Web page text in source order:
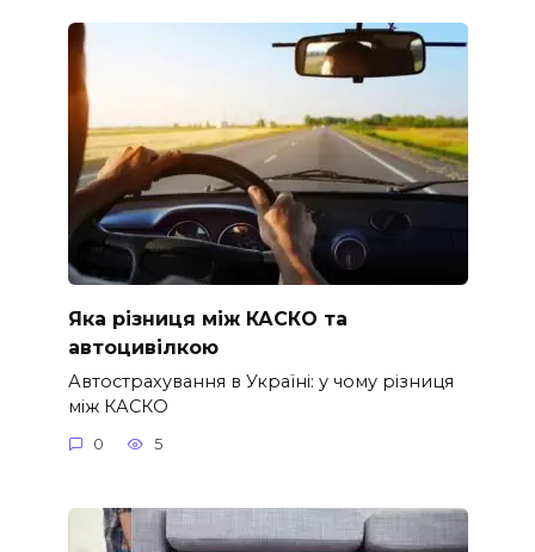
Яка різниця між КАСКО та
автоцивілкою
Автострахування в Україні: у чому різниця
між КАСКО
0 5